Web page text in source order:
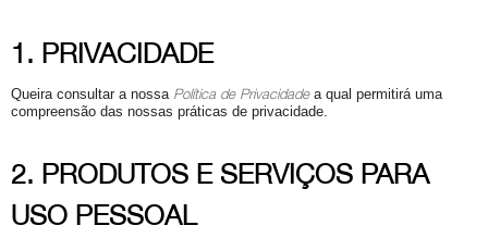
1. PRIVACIDADE
Queira consultar a nossa Política de Privacidade a qual permitirá uma
compreensão das nossas práticas de privacidade.
2. PRODUTOS E SERVIÇOS PARA
USO PESSOAL